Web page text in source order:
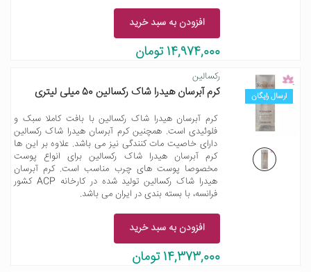
افزودن به سبد خرید
14,974,000 تومان
ارسال رایگان
رکسالین
کرم آبرسان هیدرا شاک رکسالین 50 میلی لیتری
کرم آبرسان هیدرا شاک رکسالین با بافت کاملا سبک و
فلوئیدی است. همچنین کرم آبرسان هیدرا شاک رکسالین
دارای خاصیت مات کنندگی نیز می باشد. علاوه بر این ها
کرم آبرسان هیدرا شاک رکسالین برای انواع پوست
مخصوصا پوست های چرب مناسب است. کرم آبرسان
هیدرا شاک رکسالین تولید شده در کارخانه ACP کشور
فرانسه، با بسته بندی در ایران می باشد.
افزودن به سبد خرید
14,373,000 تومان